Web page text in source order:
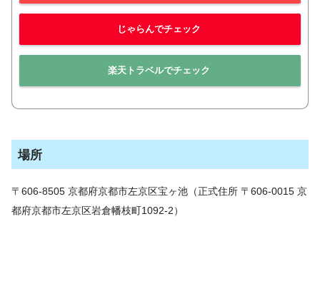
じゃらんでチェック
楽天トラベルでチェック
場所
〒606-8505 京都府京都市左京区宝ヶ池（正式住所 〒606-0015 京
都府京都市左京区岩倉幡枝町1092-2）